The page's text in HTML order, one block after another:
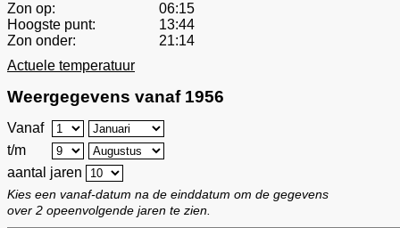
Zon op:
06:15
Hoogste punt:
13:44
Zon onder:
21:14
Actuele temperatuur
Weergegevens vanaf 1956
Vanaf
t/m
aantal jaren
Kies een vanaf-datum na de einddatum om de gegevens
over 2 opeenvolgende jaren te zien.